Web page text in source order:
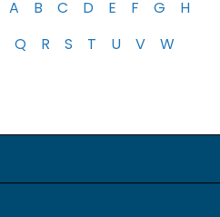
A B C D E F G
H
Q R S T U V
W